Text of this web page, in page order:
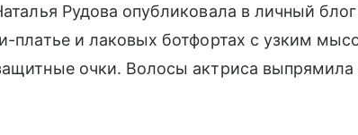
Рудова опубликовала в личный
платье и лаковых ботфортах с узким
очки. Волосы актриса выпрямила